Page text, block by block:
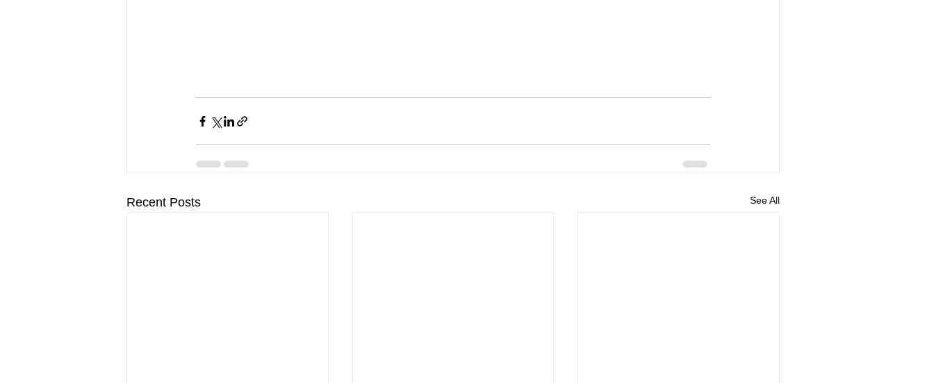
Recent Posts See All